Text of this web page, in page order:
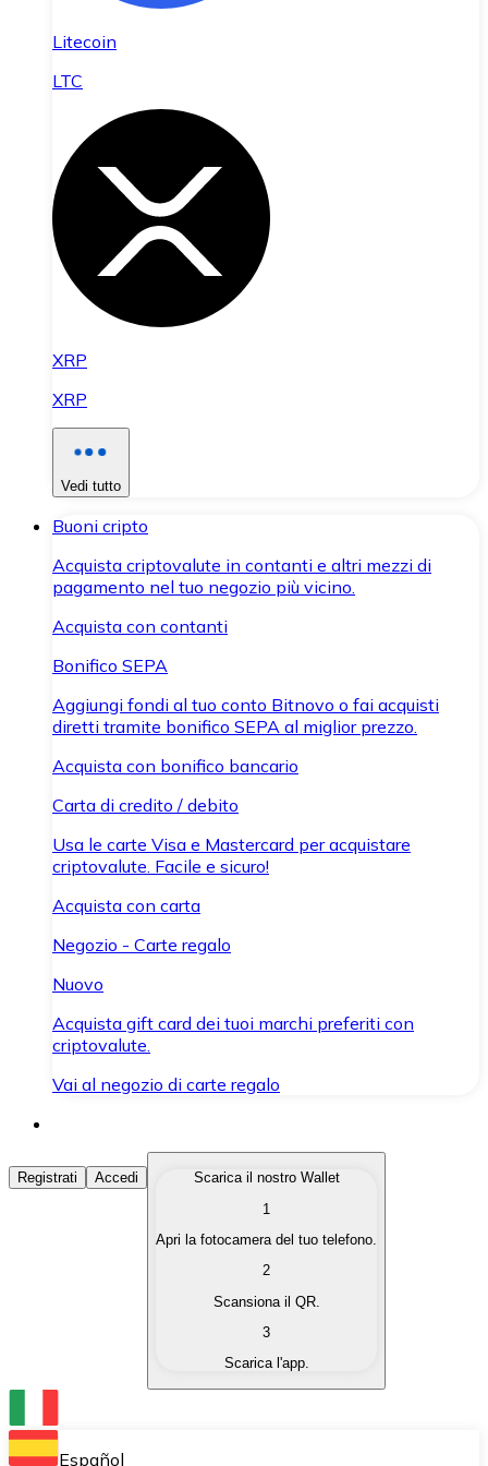
Litecoin
LTC
XRP
XRP
Vedi tutto
Buoni cripto
Acquista criptovalute in contanti e altri mezzi di
pagamento nel tuo negozio più vicino.
Acquista con contanti
Bonifico SEPA
Aggiungi fondi al tuo conto Bitnovo o fai acquisti
diretti tramite bonifico SEPA al miglior prezzo.
Acquista con bonifico bancario
Carta di credito / debito
Usa le carte Visa e Mastercard per acquistare
criptovalute. Facile e sicuro!
Acquista con carta
Negozio - Carte regalo
Nuovo
Acquista gift card dei tuoi marchi preferiti con
criptovalute.
Vai al negozio di carte regalo
Acquista Criptovalute
Acquista le criptovalute che ti interessano in modo
Converti le tue criptovalute in valuta fiat quando ne
Scambia una criptovaluta con un'altra
Conserva le tue cripto in un Wallet self-custodial.
Registrati Accedi
Scarica il nostro Wallet
1
Apri la fotocamera del tuo telefono.
2
Scansiona il QR.
3
Scarica l'app.
Español